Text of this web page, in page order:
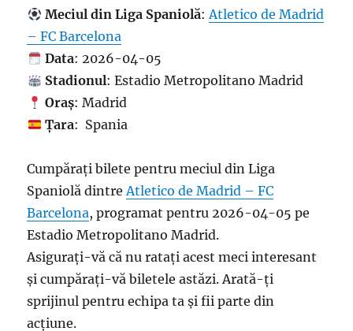
Meciul din Liga Spaniolă:Atletico de Madrid
– FC Barcelona
Data: 2026-04-05
Stadionul: Estadio Metropolitano Madrid
Oraș: Madrid
Țara: Spania
Cumpărați bilete pentru meciul din Liga
Spaniolă dintreAtletico de Madrid – FC
Barcelona, programat pentru 2026-04-05 pe
Estadio Metropolitano Madrid.
Asigurați-vă că nu ratați acest meci interesant
și cumpărați-vă biletele astăzi. Arată-ți
sprijinul pentru echipa ta și fii parte din
acțiune.